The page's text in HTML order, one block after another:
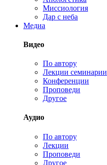
Миссиология
Дар с неба
Медиа
Видео
По автору
Лекции семинарии
Конференции
Проповеди
Другое
Аудио
По автору
Лекции
Проповеди
Другое